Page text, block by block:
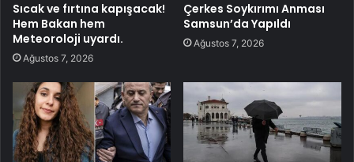
Sıcak ve fırtına kapışacak!
Hem Bakan hem
Meteoroloji uyardı.
Ağustos 7, 2026
Çerkes Soykırımı Anması
Samsun’da Yapıldı
Ağustos 7, 2026